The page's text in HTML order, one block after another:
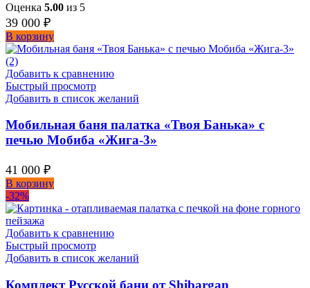
Оценка 5.00 из 5
39 000 ₽
В корзину
Добавить к сравнению
Быстрый просмотр
Добавить в список желаний
Мобильная баня палатка «Твоя Банька» с
печью Мобиба «Жига-3»
41 000 ₽
В корзину
-32%
Добавить к сравнению
Быстрый просмотр
Добавить в список желаний
Комплект Русской бани от Shibargan